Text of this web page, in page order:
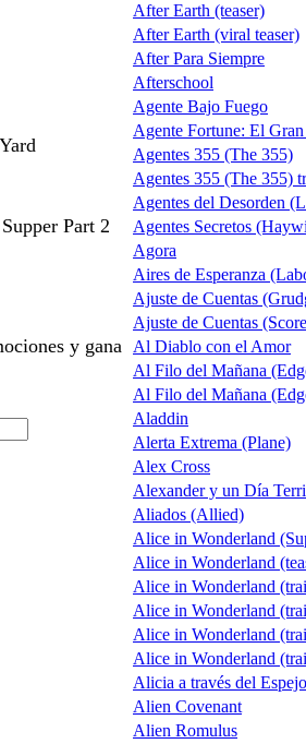
Part 2
y gana
After Earth (teaser)
After Earth (viral teaser)
After Para Siempre
Afterschool
Agente Bajo Fuego
Agente Fortune: El
Agentes 355 (The 355)
Agentes 355 (The 355)
Agentes del Desorden
Agentes Secretos
Agora
Aires de Esperanza
Ajuste de Cuentas
Ajuste de Cuentas
Al Diablo con el Amor
Al Filo del Mañana
Al Filo del Mañana
Aladdin
Alerta Extrema (Plane)
Alex Cross
Alexander y un Día
Aliados (Allied)
Alice in Wonderland
Alice in Wonderland
Alice in Wonderland
Alice in Wonderland
Alice in Wonderland
Alice in Wonderland
Alicia a través del
Alien Covenant
Alien Romulus